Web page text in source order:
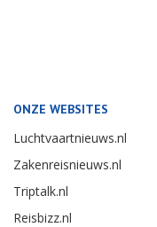
ONZE WEBSITES
Luchtvaartnieuws.nl
Zakenreisnieuws.nl
Triptalk.nl
Reisbizz.nl